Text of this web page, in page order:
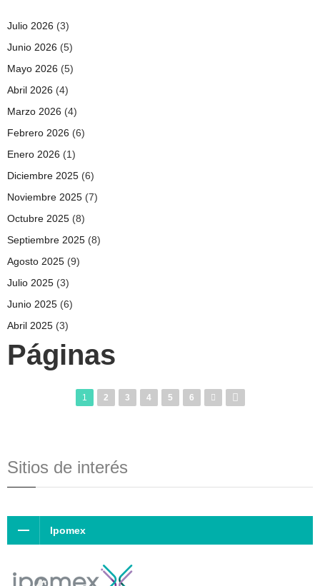
Julio 2026 (3)
Junio 2026 (5)
Mayo 2026 (5)
Abril 2026 (4)
Marzo 2026 (4)
Febrero 2026 (6)
Enero 2026 (1)
Diciembre 2025 (6)
Noviembre 2025 (7)
Octubre 2025 (8)
Septiembre 2025 (8)
Agosto 2025 (9)
Julio 2025 (3)
Junio 2025 (6)
Abril 2025 (3)
Páginas
1 2 3 4 5 6
Sitios de interés
Ipomex